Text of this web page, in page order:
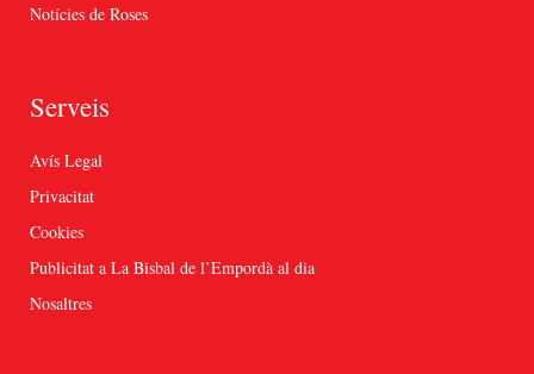
Notícies de Roses
Serveis
Avís Legal
Privacitat
Cookies
Publicitat a La Bisbal de l’Empordà al dia
Nosaltres